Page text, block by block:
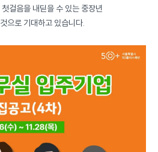
창업가들에게 희망을 불어넣을 것으로 기대하고 있습니다.